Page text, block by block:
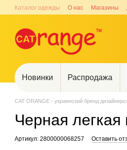
Перейти к основному контенту
Каталог одежды О нас Магазины
Новинки Распродажа
CAT ORANGE - украинский бренд
Черная
Артикул: 2800000068257 Оставить